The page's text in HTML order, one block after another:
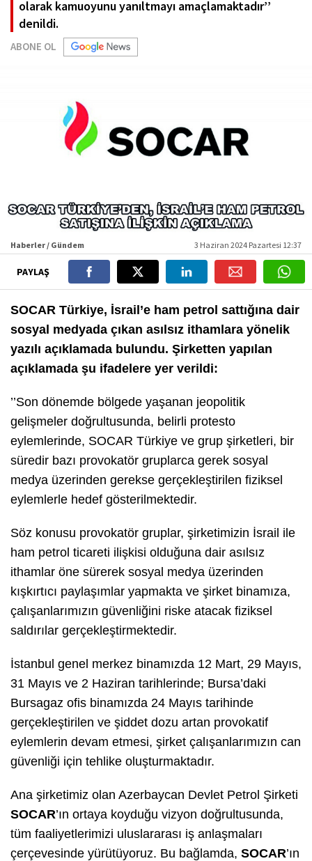
olarak kamuoyunu yanıltmayı amaçlamaktadır’’
denildi.
ABONE OL
Haberler / Gündem 3 Haziran 2024 Pazartesi 12:37
PAYLAŞ
SOCAR Türkiye, İsrail’e ham petrol sattığına dair
sosyal medyada çıkan asılsız ithamlara yönelik
yazılı açıklamada bulundu. Şirketten yapılan
açıklamada şu ifadelere yer verildi:
’’Son dönemde bölgede yaşanan jeopolitik
gelişmeler doğrultusunda, belirli protesto
eylemlerinde, SOCAR Türkiye ve grup şirketleri, bir
süredir bazı provokatör gruplarca gerek sosyal
medya üzerinden gerekse gerçekleştirilen fiziksel
eylemlerle hedef gösterilmektedir.
Söz konusu provokatör gruplar, şirketimizin İsrail ile
ham petrol ticareti ilişkisi olduğuna dair asılsız
ithamlar öne sürerek sosyal medya üzerinden
kışkırtıcı paylaşımlar yapmakta ve şirket binamıza,
çalışanlarımızın güvenliğini riske atacak fiziksel
saldırılar gerçekleştirmektedir.
İstanbul genel merkez binamızda 12 Mart, 29 Mayıs,
31 Mayıs ve 2 Haziran tarihlerinde; Bursa’daki
Bursagaz ofis binamızda 24 Mayıs tarihinde
gerçekleştirilen ve şiddet dozu artan provokatif
eylemlerin devam etmesi, şirket çalışanlarımızın can
güvenliği için tehlike oluşturmaktadır.
Ana şirketimiz olan Azerbaycan Devlet Petrol Şirketi
SOCAR’ın ortaya koyduğu vizyon doğrultusunda,
tüm faaliyetlerimizi uluslararası iş anlaşmaları
çerçevesinde yürütüyoruz. Bu bağlamda, SOCAR’ın